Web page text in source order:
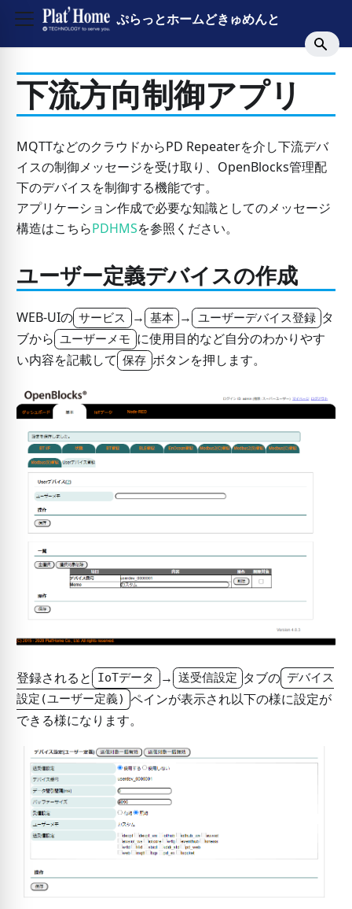
ぷらっとホームどきゅめんと
下流方向制御アプリ
MQTTなどのクラウドからPD Repeaterを介し下流デバ
イスの制御メッセージを受け取り、OpenBlocks管理配
下のデバイスを制御する機能です。
アプリケーション作成で必要な知識としてのメッセージ
構造はこちらPDHMSを参照ください。
ユーザー定義デバイスの作成
WEB-UIの サービス → 基本 → ユーザーデバイス登録 タ
ブから ユーザーメモ に使用目的など自分のわかりやす
い内容を記載して 保存 ボタンを押します。
登録されると IoTデータ → 送受信設定 タブの デバイス
設定(ユーザー定義) ペインが表示され以下の様に設定が
できる様になります。